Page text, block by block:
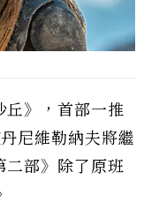
丘》，首部一推
尼維勒納夫將繼
二部》除了原班